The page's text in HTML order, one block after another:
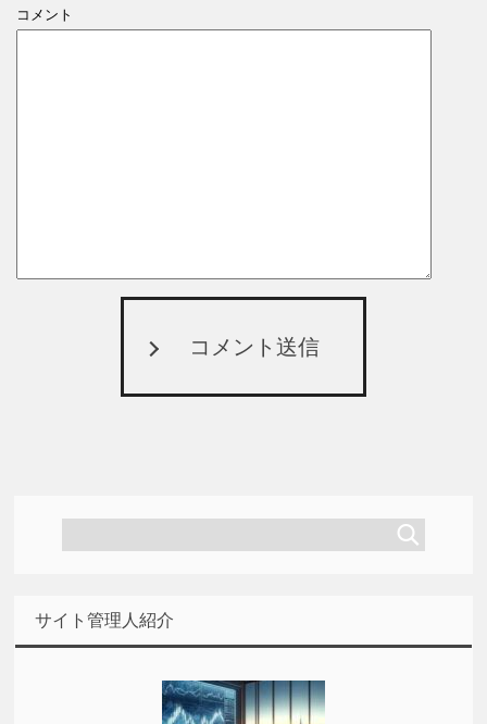
コメント
コメント送信
サイト管理人紹介